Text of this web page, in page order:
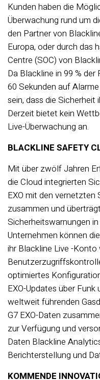
Kunden haben die
Überwachung rund um
den Partner von
Europa, oder durch das
Centre (SOC) von
Da Blackline in 99 %
60 Sekunden auf
sein, dass die Sicherheit
Derzeit bietet kein
Live-Überwachung an.
BLACKLINE SAFETY
Mit über zwölf Jahren
die Cloud integrierten
EXO mit den vernetzten
zusammen und
Sicherheitswarnungen
Unternehmen können
ihr Blackline Live -Konto
optimiertes
EXO-Updates über
weltweit führenden
G7 EXO-Daten
zur Verfügung und
Daten Blackline
Berichterstellung und
KOMMENDE